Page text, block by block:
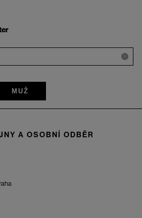
i
MUŽ
A OSOBNÍ ODBĚR